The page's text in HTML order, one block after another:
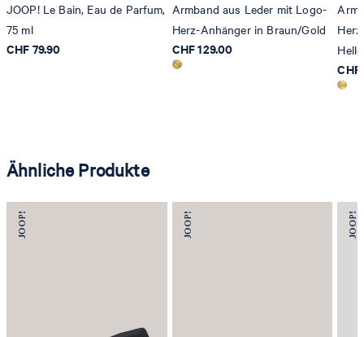
JOOP! Le Bain, Eau de Parfum,
75 ml
CHF 79.90
Armband aus Leder mit Logo-
Herz-Anhänger in Braun/Gold
CHF 129.00
CHF
Ähnliche Produkte